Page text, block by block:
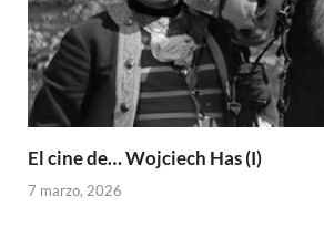
El cine de… Wojciech Has (I)
7 marzo, 2026